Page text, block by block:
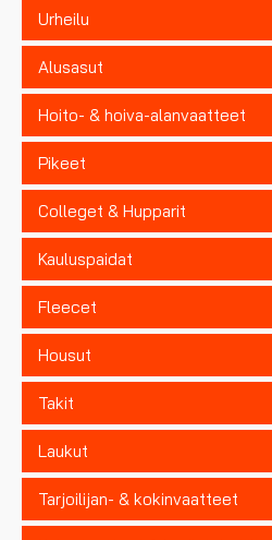
Urheilu
Alusasut
Hoito- & hoiva-alanvaatteet
Pikeet
Colleget & Hupparit
Kauluspaidat
Fleecet
Housut
Takit
Laukut
Tarjoilijan- & kokinvaatteet